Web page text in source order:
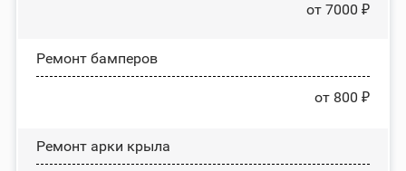
от 7000 ₽
Ремонт бамперов
от 800 ₽
Ремонт арки крыла